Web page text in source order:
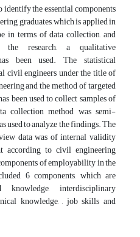
the essential components
graduates, which is applied in
in terms of data collection, and
research, a qualitative
been used. The statistical
civil engineers under the title of
and the method of targeted
been used to collect samples of
collection method was semi-
used to analyze the findings. The
data was of internal validity
according to civil engineering
of employability in the
6 components, which are
interdisciplinary
knowledge, , job skills and